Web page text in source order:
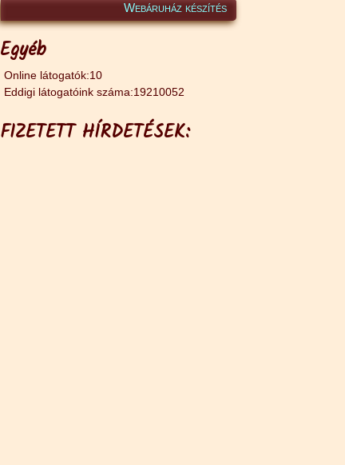
Webáruház készítés
Egyéb
Online látogatók:10
Eddigi látogatóink száma:19210052
FIZETETT HÍRDETÉSEK: